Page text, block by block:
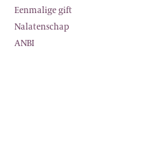
Eenmalige gift
Nalatenschap
ANBI